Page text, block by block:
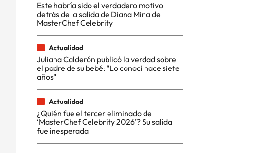
Este habría sido el verdadero motivo
detrás de la salida de Diana Mina de
MasterChef Celebrity
Actualidad
Juliana Calderón publicó la verdad sobre
el padre de su bebé: "Lo conocí hace siete
años"
Actualidad
¿Quién fue el tercer eliminado de
‘MasterChef Celebrity 2026’? Su salida
fue inesperada